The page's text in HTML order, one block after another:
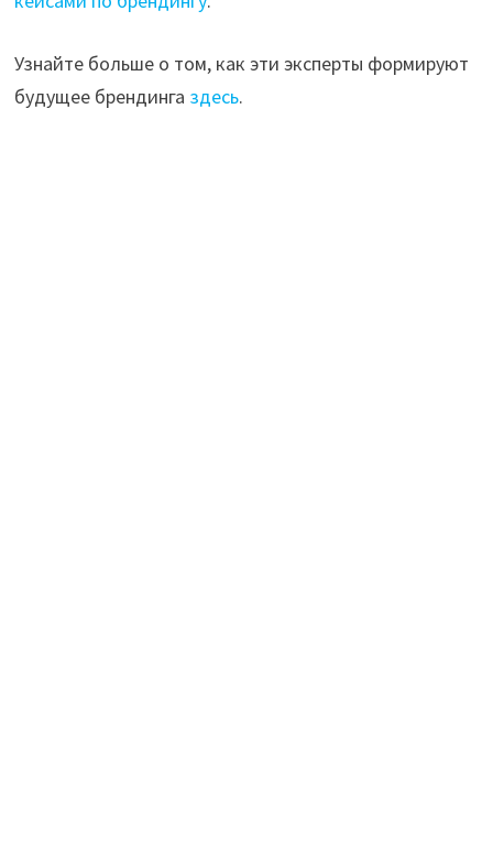
Узнайте больше о том, как эти эксперты формируют
будущее брендинга здесь.